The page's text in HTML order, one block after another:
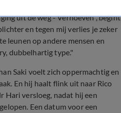
uit de weg - Verhoeven", begint
en tegen mij verlies je zeker
leunen op andere mensen en
dubbelhartig type."
Saki voelt zich oppermachtig en
En hij haalt flink uit naar Rico
Hari versloeg, nadat hij een
Een datum voor een